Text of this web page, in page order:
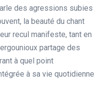
des agressions subies
la beauté du chant
recul manifeste, tant en
partage des
à quel point
à sa vie quotidienne